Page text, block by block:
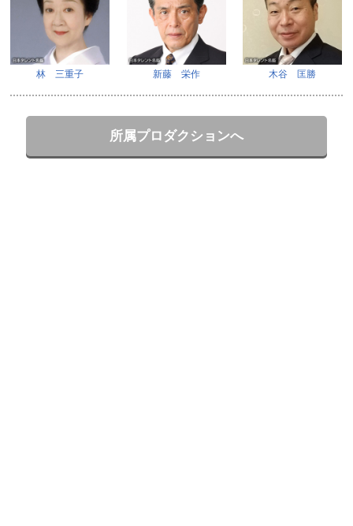
林 三重子 新藤 栄作 木谷 匡勝
所属プロダクションへ